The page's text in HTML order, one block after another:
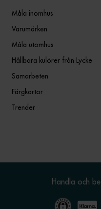
Måla inomhus
Varumärken
Måla utomhus
Hållbara kulörer från Lycke
Samarbeten
Färgkartor
Trender
Handla och